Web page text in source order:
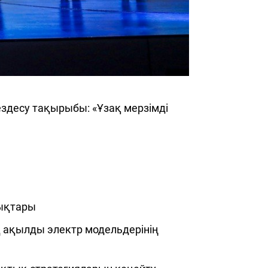
тақырыбы: «Ұзақ мерзімді
электр модельдерінің